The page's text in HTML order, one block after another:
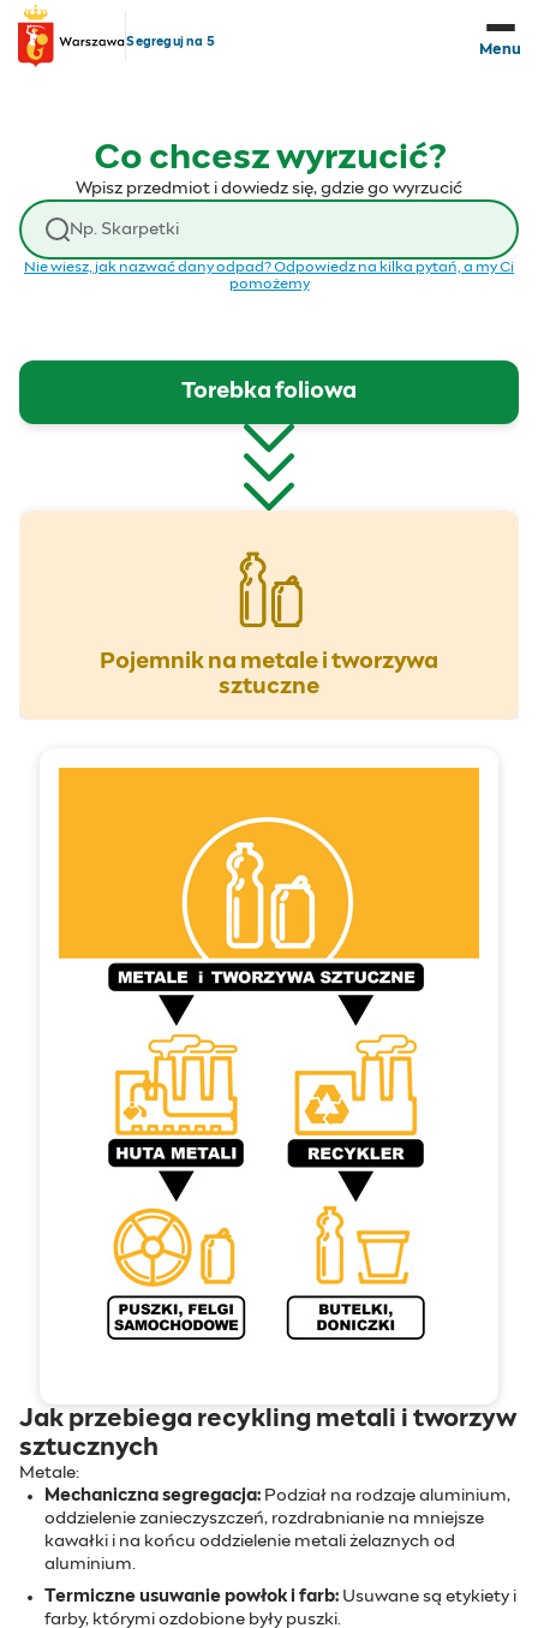
Przejdź do treści
Segreguj na 5
Menu
Co chcesz wyrzucić?
Wpisz przedmiot i dowiedz się, gdzie go wyrzucić
Wyszukaj odpad
Nie wiesz, jak nazwać dany odpad? Odpowiedz na kilka pytań, a my Ci
pomożemy
Torebka foliowa
Pojemnik na metale i tworzywa
sztuczne
Jak przebiega recykling metali i tworzyw
sztucznych
Metale:
Mechaniczna segregacja: Podział na rodzaje aluminium,
oddzielenie zanieczyszczeń, rozdrabnianie na mniejsze
kawałki i na końcu oddzielenie metali żelaznych od
aluminium.
Termiczne usuwanie powłok i farb: Usuwane są etykiety i
farby, którymi ozdobione były puszki.